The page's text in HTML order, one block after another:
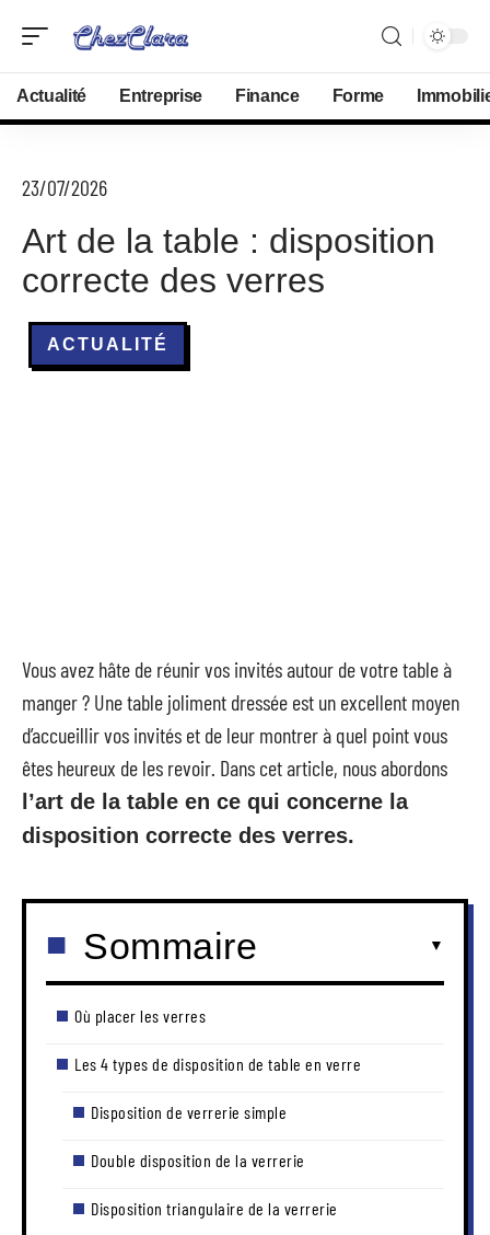
Actualité Entreprise Finance Forme
23/07/2026
Art de la table : disposition
correcte des verres
ACTUALITÉ
Vous avez hâte de réunir vos invités autour de votre table à
manger ? Une table joliment dressée est un excellent moyen
d’accueillir vos invités et de leur montrer à quel point vous
êtes heureux de les revoir. Dans cet article, nous abordons
l’art de la table en ce qui concerne la
disposition correcte des verres.
Sommaire
Où placer les verres
Les 4 types de disposition de table en verre
Disposition de verrerie simple
Double disposition de la verrerie
Disposition triangulaire de la verrerie